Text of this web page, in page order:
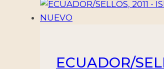
ECUADOR/